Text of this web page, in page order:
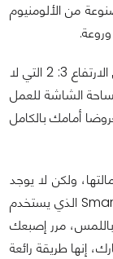
من الألومنيوم
ولكن ما يميز شاشة هواوي هو نسبة العرض إلى الارتفاع 3: 2 التي لا
مساحة الشاشة للعمل
أمامك بالكامل
ولكن لا يوجد
دوران وفي الجزء السفلي من الإطار ستجد Smart Bar الذي يستخدم
مرر إصبعك
إنها طريقة رائعة